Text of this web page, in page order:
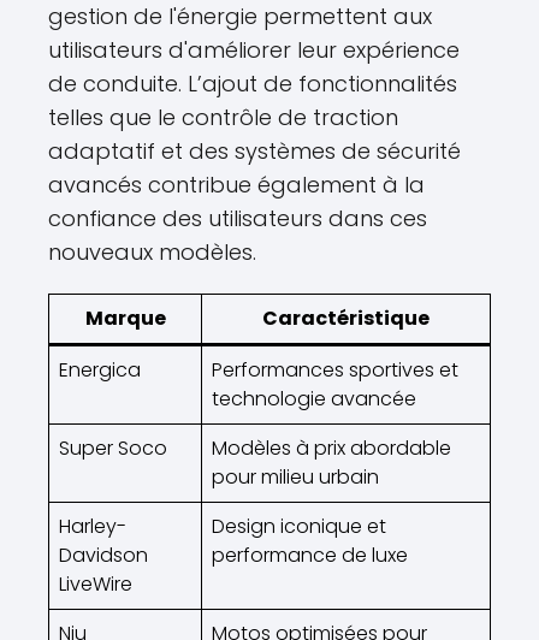
gestion de l'énergie permettent aux
utilisateurs d'améliorer leur expérience
de conduite. L’ajout de fonctionnalités
telles que le contrôle de traction
adaptatif et des systèmes de sécurité
avancés contribue également à la
confiance des utilisateurs dans ces
nouveaux modèles.
Marque
Caractéristique
Energica
Performances sportives et
technologie avancée
Super Soco
Modèles à prix abordable
pour milieu urbain
Harley-
Davidson
LiveWire
Design iconique et
performance de luxe
Niu Motos optimisées pour